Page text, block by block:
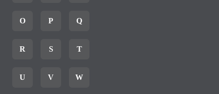
O P Q
R S T
U V W